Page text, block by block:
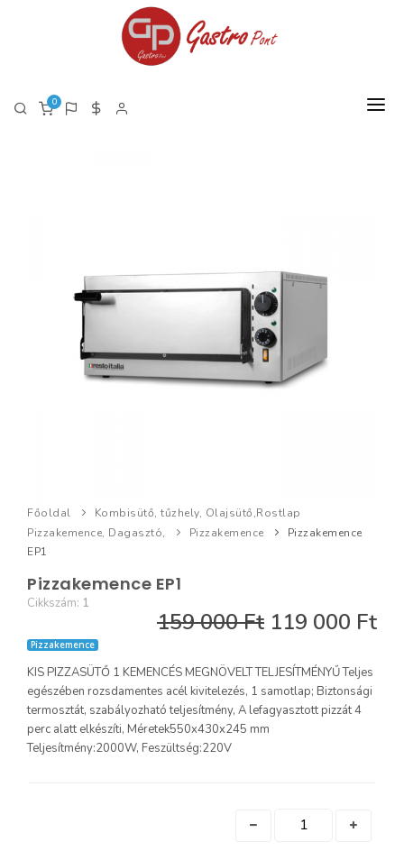
0
TERMÉK LISTA PDF
Főoldal
Kombisütő, tűzhely, Olajsütő,Rostlap
Pizzakemence, Dagasztó,
Pizzakemence
Pizzakemence
EP1
Pizzakemence EP1
Cikkszám: 1
159 000 Ft 119 000 Ft
Pizzakemence
KIS PIZZASÜTŐ 1 KEMENCÉS MEGNÖVELT TELJESÍTMÉNYŰ Teljes
egészében rozsdamentes acél kivitelezés, 1 samotlap; Biztonsági
termosztát, szabályozható teljesítmény, A lefagyasztott pizzát 4
perc alatt elkészíti, Méretek550x430x245 mm
Teljesítmény:2000W, Feszültség:220V